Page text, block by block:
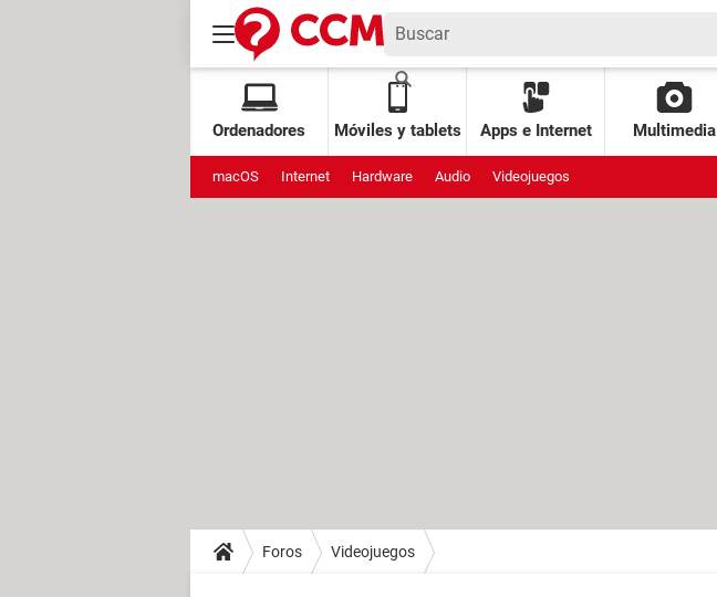
Ordenadores Móviles y tablets Apps e Internet Multimedia
macOS Internet Hardware Audio Videojuegos
Foros Videojuegos